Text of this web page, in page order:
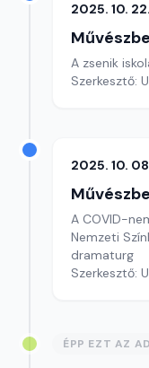
2025. 10. 22.
A zsenik
Szerkesztő:
2025. 10.
A COVID-
Nemzeti
dramaturg
Szerkesztő:
ÉPP EZT AZ